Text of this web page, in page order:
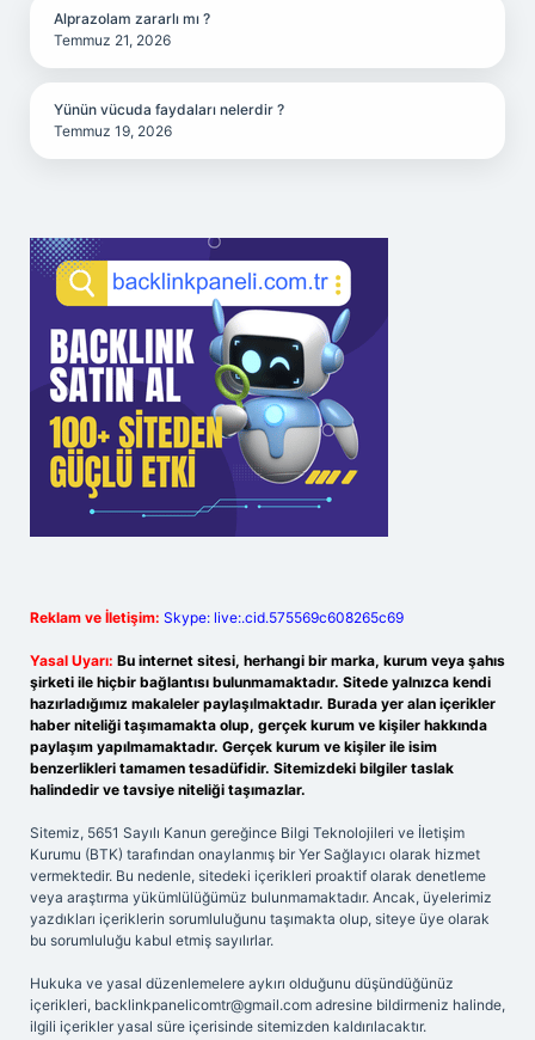
Alprazolam zararlı mı ?
Temmuz 21, 2026
Yünün vücuda faydaları nelerdir ?
Temmuz 19, 2026
Reklam ve İletişim: Skype: live:.cid.575569c608265c69
Yasal Uyarı: Bu internet sitesi, herhangi bir marka, kurum veya şahıs
şirketi ile hiçbir bağlantısı bulunmamaktadır. Sitede yalnızca kendi
hazırladığımız makaleler paylaşılmaktadır. Burada yer alan içerikler
haber niteliği taşımamakta olup, gerçek kurum ve kişiler hakkında
paylaşım yapılmamaktadır. Gerçek kurum ve kişiler ile isim
benzerlikleri tamamen tesadüfidir. Sitemizdeki bilgiler taslak
halindedir ve tavsiye niteliği taşımazlar.
Sitemiz, 5651 Sayılı Kanun gereğince Bilgi Teknolojileri ve İletişim
Kurumu (BTK) tarafından onaylanmış bir Yer Sağlayıcı olarak hizmet
vermektedir. Bu nedenle, sitedeki içerikleri proaktif olarak denetleme
veya araştırma yükümlülüğümüz bulunmamaktadır. Ancak, üyelerimiz
yazdıkları içeriklerin sorumluluğunu taşımakta olup, siteye üye olarak
bu sorumluluğu kabul etmiş sayılırlar.
Hukuka ve yasal düzenlemelere aykırı olduğunu düşündüğünüz
içerikleri, backlinkpanelicomtr@gmail.com adresine bildirmeniz halinde,
ilgili içerikler yasal süre içerisinde sitemizden kaldırılacaktır.